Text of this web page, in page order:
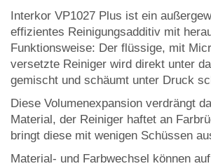
Interkor VP1027 Plus ist ein
effizientes Reinigungsadditiv mit
Funktionsweise: Der flüssige, mit
versetzte Reiniger wird direkt unter
gemischt und schäumt unter Druck
Diese Volumenexpansion verdrängt
Material, der Reiniger haftet an
bringt diese mit wenigen Schüssen
Material- und Farbwechsel können